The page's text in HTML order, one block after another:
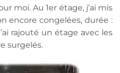
moi. Au 1er étage, j’ai mis
encore congelées, durée :
rajouté un étage avec les
surgelés.